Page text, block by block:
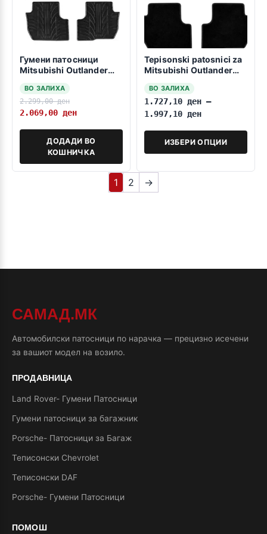
Гумени патосници
Mitsubishi Outlander
ВО ЗАЛИХА
2.299,00ден
2.069,00 ден
ДОДАДИ ВО
КОШНИЧКА
Tepisonski patosnici za
Mitsubishi Outlander
ВО ЗАЛИХА
1.727,10 ден –
1.997,10 ден
ИЗБЕРИ ОПЦИИ
1 2 →
САМАД.МК
Автомобилски патосници по нарачка — прецизно исечени
за вашиот модел на возило.
ПРОДАВНИЦА
Land Rover- Гумени Патосници
Гумени патосници за багажник
Porsche- Патосници за Багаж
Теписонски Chevrolet
Теписонски DAF
Porsche- Гумени Патосници
ПОМОШ